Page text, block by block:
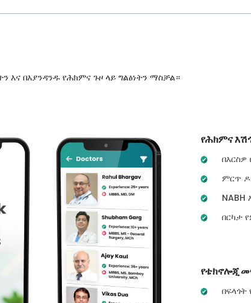
በእያንዳንዱ የሕክምና ጉዞ ላይ ግልፅነትን ማስቻል።
የሕክምና
ምርጥ
በርካታ
የቴክኖሎጂ